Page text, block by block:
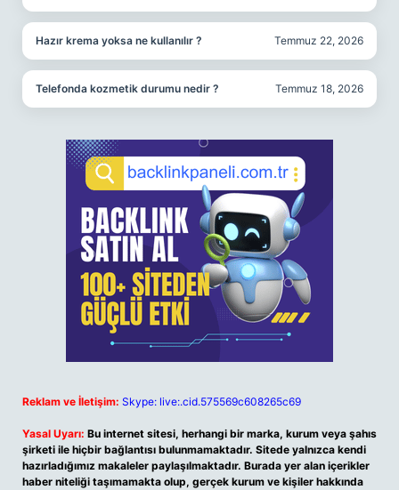
Hazır krema yoksa ne kullanılır ? Temmuz 22, 2026
Telefonda kozmetik durumu nedir ? Temmuz 18, 2026
Reklam ve İletişim: Skype: live:.cid.575569c608265c69
Yasal Uyarı: Bu internet sitesi, herhangi bir marka, kurum veya şahıs
şirketi ile hiçbir bağlantısı bulunmamaktadır. Sitede yalnızca kendi
hazırladığımız makaleler paylaşılmaktadır. Burada yer alan içerikler
haber niteliği taşımamakta olup, gerçek kurum ve kişiler hakkında